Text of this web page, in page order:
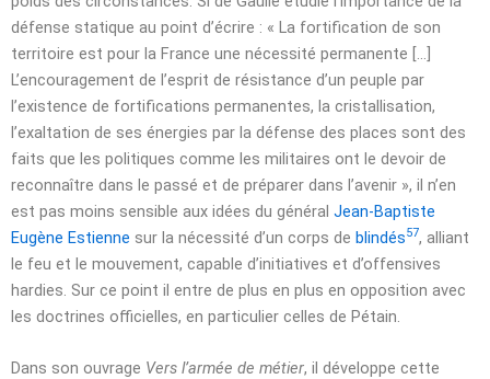
défense statique au point d’écrire : « La fortification de son
territoire est pour la France une nécessité permanente […]
L’encouragement de l’esprit de résistance d’un peuple par
l’existence de fortifications permanentes, la cristallisation,
l’exaltation de ses énergies par la défense des places sont des
faits que les politiques comme les militaires ont le devoir de
reconnaître dans le passé et de préparer dans l’avenir », il n’en
est pas moins sensible aux idées du général Jean-Baptiste
Eugène Estienne sur la nécessité d’un corps de blindés57, alliant
le feu et le mouvement, capable d’initiatives et d’offensives
hardies. Sur ce point il entre de plus en plus en opposition avec
les doctrines officielles, en particulier celles de Pétain.
Dans son ouvrage Vers l’armée de métier, il développe cette